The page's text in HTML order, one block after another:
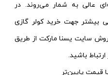
عالی به شمار می‌روند. در
بیشتر جهت خرید کولر گازی
سایت یسنا مارکت از طریق
باشید.
قیمت پایین‌تر